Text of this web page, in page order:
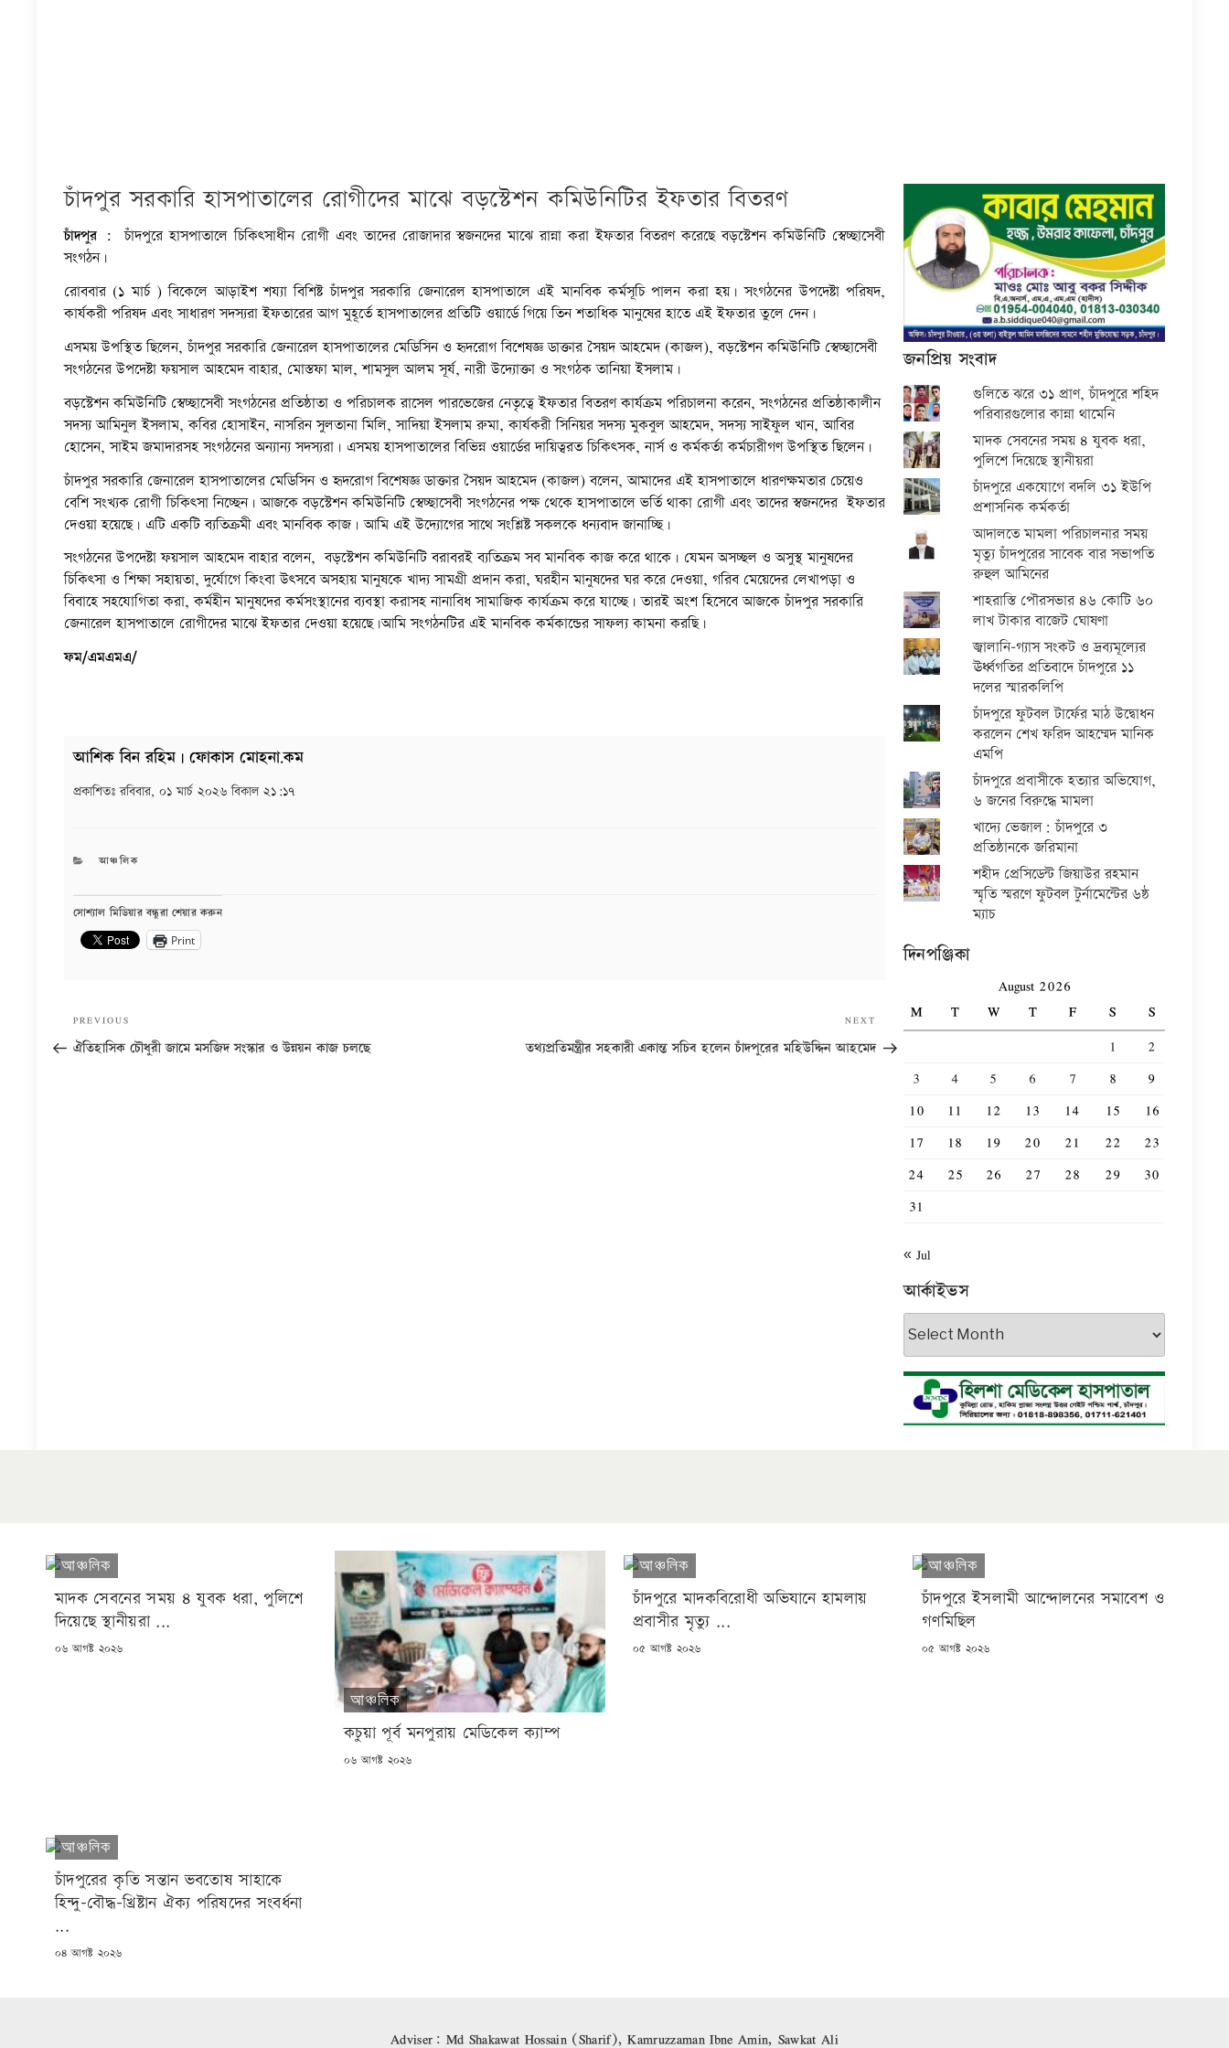
চাঁদপুর সরকারি হাসপাতালের রোগীদের মাঝে বড়স্টেশন কমিউনিটির ইফতার বিতরণ
চাঁদপুর :
চাঁদপুরে হাসপাতালে চিকিৎসাধীন রোগী এবং তাদের রোজাদার স্বজনদের মাঝে রান্না করা ইফতার বিতরণ করেছে বড়স্টেশন কমিউনিটি স্বেচ্ছাসেবী
সংগঠন।
রোববার (১ মার্চ ) বিকেলে আড়াইশ শয্যা বিশিষ্ট চাঁদপুর সরকারি জেনারেল হাসপাতালে এই মানবিক কর্মসূচি পালন করা হয়। সংগঠনের উপদেষ্টা পরিষদ,
কার্যকরী পরিষদ এবং সাধারণ সদস্যরা ইফতারের আগ মুহূর্তে হাসপাতালের প্রতিটি ওয়ার্ডে গিয়ে তিন শতাধিক মানুষের হাতে এই ইফতার তুলে দেন।
এসময় উপস্থিত ছিলেন, চাঁদপুর সরকারি জেনারেল হাসপাতালের মেডিসিন ও হৃদরোগ বিশেষজ্ঞ ডাক্তার সৈয়দ আহমেদ (কাজল), বড়স্টেশন কমিউনিটি স্বেচ্ছাসেবী
সংগঠনের উপদেষ্টা ফয়সাল আহমেদ বাহার, মোস্তফা মাল, শামসুল আলম সূর্য, নারী উদ্যোক্তা ও সংগঠক তানিয়া ইসলাম।
বড়স্টেশন কমিউনিটি স্বেচ্ছাসেবী সংগঠনের প্রতিষ্ঠাতা ও পরিচালক রাসেল পারভেজের নেতৃত্বে ইফতার বিতরণ কার্যক্রম পরিচালনা করেন, সংগঠনের প্রতিষ্ঠাকালীন
সদস্য আমিনুল ইসলাম, কবির হোসাইন, নাসরিন সুলতানা মিলি, সাদিয়া ইসলাম রুমা, কার্যকরী সিনিয়র সদস্য মুকবুল আহমেদ, সদস্য সাইফুল খান, আবির
হোসেন, সাইম জমাদারসহ সংগঠনের অন্যান্য সদস্যরা। এসময় হাসপাতালের বিভিন্ন ওয়ার্ডের দায়িত্বরত চিকিৎসক, নার্স ও কর্মকর্তা কর্মচারীগণ উপস্থিত ছিলেন।
চাঁদপুর সরকারি জেনারেল হাসপাতালের মেডিসিন ও হৃদরোগ বিশেষজ্ঞ ডাক্তার সৈয়দ আহমেদ (কাজল) বলেন, আমাদের এই হাসপাতালে ধারণক্ষমতার চেয়েও
বেশি সংখ্যক রোগী চিকিৎসা নিচ্ছেন। আজকে বড়স্টেশন কমিউনিটি স্বেচ্ছাসেবী সংগঠনের পক্ষ থেকে হাসপাতালে ভর্তি থাকা রোগী এবং তাদের স্বজনদের ইফতার
দেওয়া হয়েছে। এটি একটি ব্যতিক্রমী এবং মানবিক কাজ। আমি এই উদ্যোগের সাথে সংশ্লিষ্ট সকলকে ধন্যবাদ জানাচ্ছি।
সংগঠনের উপদেষ্টা ফয়সাল আহমেদ বাহার বলেন, বড়স্টেশন কমিউনিটি বরাবরই ব্যতিক্রম সব মানবিক কাজ করে থাকে। যেমন অসচ্ছল ও অসুস্থ মানুষদের
চিকিৎসা ও শিক্ষা সহায়তা, দুর্যোগে কিংবা উৎসবে অসহায় মানুষকে খাদ্য সামগ্রী প্রদান করা, ঘরহীন মানুষদের ঘর করে দেওয়া, গরিব মেয়েদের লেখাপড়া ও
বিবাহে সহযোগিতা করা, কর্মহীন মানুষদের কর্মসংস্থানের ব্যবস্থা করাসহ নানাবিধ সামাজিক কার্যক্রম করে যাচ্ছে। তারই অংশ হিসেবে আজকে চাঁদপুর সরকারি
জেনারেল হাসপাতালে রোগীদের মাঝে ইফতার দেওয়া হয়েছে।আমি সংগঠনটির এই মানবিক কর্মকান্ডের সাফল্য কামনা করছি।
ফম/এমএমএ/
আশিক বিন রহিম | ফোকাস মোহনা.কম
প্রকাশিতঃরবিবার, ০১ মার্চ ২০২৬ বিকাল ২১:১৭
CATEGORIES
আঞ্চলিক
সোশ্যাল মিডিয়ার বন্ধুরা শেয়ার করুন
Print
Post
navigation
Previous
Post
PREVIOUS
ঐতিহাসিক চৌধুরী জামে মসজিদ সংস্কার ও উন্নয়ন কাজ চলছে
Post
NEXT
তথ্যপ্রতিমন্ত্রীর সহকারী একান্ত সচিব হলেন চাঁদপুরের মহিউদ্দিন আহমেদ
জনপ্রিয় সংবাদ
গুলিতে ঝরে ৩১ প্রাণ, চাঁদপুরে শহিদ
পরিবারগুলোর কান্না থামেনি
মাদক সেবনের সময় ৪ যুবক ধরা,
পুলিশে দিয়েছে স্থানীয়রা
চাঁদপুরে একযোগে বদলি ৩১ ইউপি
প্রশাসনিক কর্মকর্তা
আদালতে মামলা পরিচালনার সময়
মৃত্যু চাঁদপুরের সাবেক বার সভাপতি
রুহুল আমিনের
শাহরাস্তি পৌরসভার ৪৬ কোটি ৬০
লাখ টাকার বাজেট ঘোষণা
জ্বালানি-গ্যাস সংকট ও দ্রব্যমূল্যের
ঊর্ধ্বগতির প্রতিবাদে চাঁদপুরে ১১
দলের স্মারকলিপি
চাঁদপুরে ফুটবল টার্ফের মাঠ উদ্বোধন
করলেন শেখ ফরিদ আহম্মেদ মানিক
এমপি
চাঁদপুরে প্রবাসীকে হত্যার অভিযোগ,
৬ জনের বিরুদ্ধে মামলা
খাদ্যে ভেজাল: চাঁদপুরে ৩
প্রতিষ্ঠানকে জরিমানা
শহীদ প্রেসিডেন্ট জিয়াউর রহমান
স্মৃতি স্মরণে ফুটবল টুর্নামেন্টের ৬ষ্ঠ
ম্যাচ
দিনপঞ্জিকা
August 2026
M
T W T F S
S
1
2
3
4 5 6 7 8
9
10
11 12 13 14 15
16
17
18 19 20 21 22
23
24
25 26 27 28 29
30
31
« Jul
আর্কাইভস
আর্কাইভস
আঞ্চলিক
মাদক সেবনের সময় ৪ যুবক ধরা, পুলিশে
দিয়েছে স্থানীয়রা ...
POSTED
০৬ আগষ্ট ২০২৬
আঞ্চলিক
কচুয়া পূর্ব মনপুরায় মেডিকেল ক্যাম্প
POSTED
০৬ আগষ্ট ২০২৬
আঞ্চলিক
চাঁদপুরে মাদকবিরোধী অভিযানে হামলায়
প্রবাসীর মৃত্যু ...
POSTED
০৫ আগষ্ট ২০২৬
আঞ্চলিক
চাঁদপুরে ইসলামী আন্দোলনের সমাবেশ ও
গণমিছিল
POSTED
০৫ আগষ্ট ২০২৬
আঞ্চলিক
চাঁদপুরের কৃতি সন্তান ভবতোষ সাহাকে
হিন্দু-বৌদ্ধ-খ্রিষ্টান ঐক্য পরিষদের সংবর্ধনা
...
POSTED
০৪ আগষ্ট ২০২৬
Adviser: Md Shakawat Hossain (Sharif), Kamruzzaman Ibne Amin, Sawkat Ali